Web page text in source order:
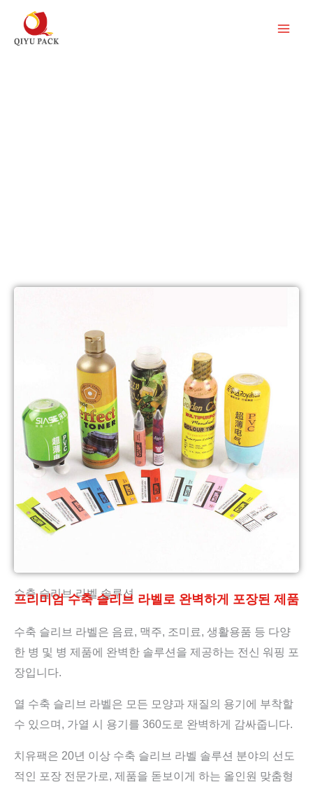
수축 슬리브 라벨 솔루션
프리미엄 수축 슬리브 라벨로 완벽하게 포장된 제품
수축 슬리브 라벨은 음료, 맥주, 조미료, 생활용품 등 다양
한 병 및 병 제품에 완벽한 솔루션을 제공하는 전신 워핑 포
장입니다.
열 수축 슬리브 라벨은 모든 모양과 재질의 용기에 부착할
수 있으며, 가열 시 용기를 360도로 완벽하게 감싸줍니다.
치유팩은 20년 이상 수축 슬리브 라벨 솔루션 분야의 선도
적인 포장 전문가로, 제품을 돋보이게 하는 올인원 맞춤형